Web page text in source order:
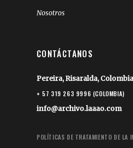
Nosotros
CONTÁCTANOS
Pereira, Risaralda, Colombia
+ 57 319 263 9996 (COLOMBIA)
info@archivo.laaao.com
POLÍTICAS DE TRATAMIENTO DE LA